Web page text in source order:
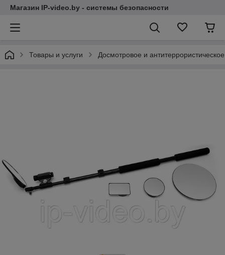
Магазин IP-video.by - системы безопасности
Товары и услуги Досмотровое и